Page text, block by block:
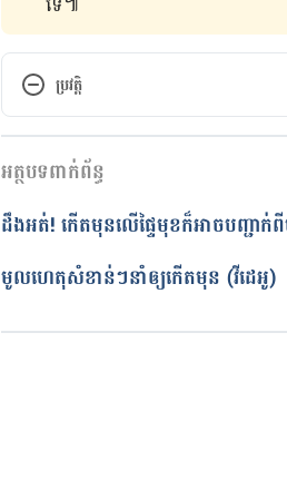
ប្រវត្តិ
កំណែ​ប្រែបច្ចុប្បន្ន
14/07/2020
អត្ថបទ​ដោយ ដេត ធន្នី
ត្រួតពិនិត្យដោយ វេជ្ជ. ចាន់ ស៊ីណ
បច្ចុប្បន្នភាពដោយ៖
ជីព ចិត្ត
អត្ថបទពាក់ព័ន្ធ
ដឹងអត់! កើតមុនលើផ្ទៃមុខក៏អាចបញ្ជាក់
មូលហេតុសំខាន់ៗនាំឲ្យកើតមុន (វីដេអូ)